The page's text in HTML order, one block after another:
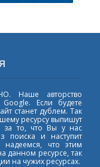
Наше авторство
Если будете
станет дублем. Так
ресурсу выпишут
за то, что Вы у нас
поиска и наступит
что этим
данном ресурсе, так
на чужих ресурсах.